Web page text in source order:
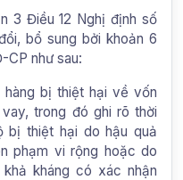
3 Điều 12 Nghị định số
bổ sung bởi khoản 6
CP như sau:
bị thiệt hại về vốn
trong đó ghi rõ thời
bị thiệt hại do hậu quả
phạm vi rộng hoặc do
kháng có xác nhận